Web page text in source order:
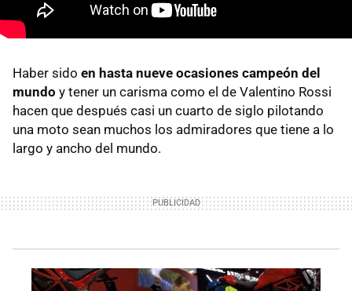
Haber sido en hasta nueve ocasiones campeón del
mundo y tener un carisma como el de Valentino Rossi
hacen que después casi un cuarto de siglo pilotando
una moto sean muchos los admiradores que tiene a lo
largo y ancho del mundo.